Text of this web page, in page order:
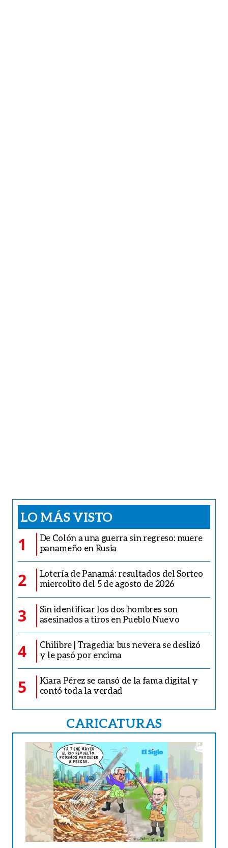
LO MÁS VISTO
1
De Colón a una guerra sin regreso: muere
panameño en Rusia
2
Lotería de Panamá: resultados del Sorteo
miercolito del 5 de agosto de 2026
3
Sin identificar los dos hombres son
asesinados a tiros en Pueblo Nuevo
4
Chilibre | Tragedia: bus nevera se deslizó
y le pasó por encima
5
Kiara Pérez se cansó de la fama digital y
contó toda la verdad
CARICATURAS